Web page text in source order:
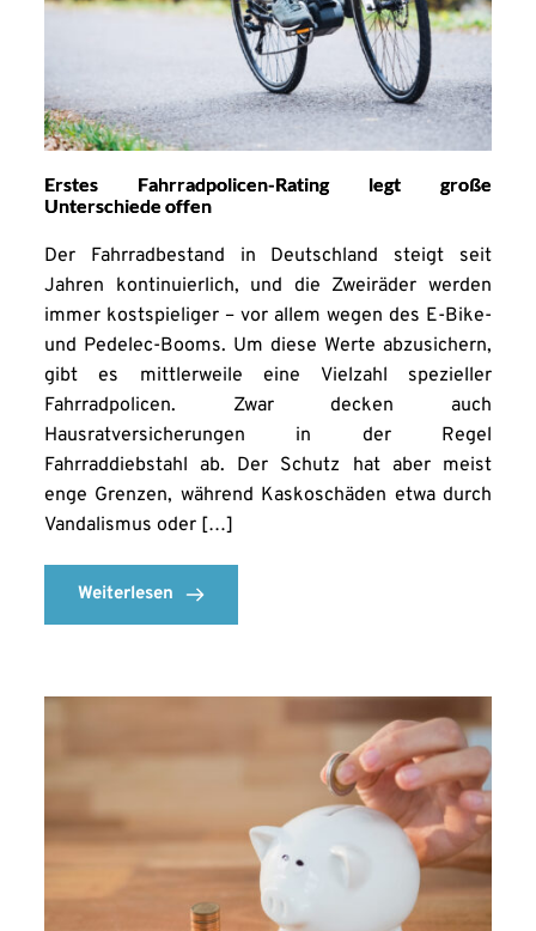
Erstes Fahrradpolicen-Rating legt große
Unterschiede offen
Der Fahrradbestand in Deutschland steigt seit
Jahren kontinuierlich, und die Zweiräder werden
immer kostspieliger – vor allem wegen des E-Bike-
und Pedelec-Booms. Um diese Werte abzusichern,
gibt es mittlerweile eine Vielzahl spezieller
Fahrradpolicen. Zwar decken auch
Hausratversicherungen in der Regel
Fahrraddiebstahl ab. Der Schutz hat aber meist
enge Grenzen, während Kaskoschäden etwa durch
Vandalismus oder […]
Weiterlesen